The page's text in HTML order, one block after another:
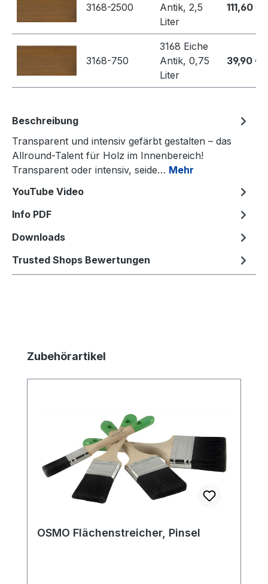
3168-2500
Antik, 2,5
Liter
111,60 €
3168-750
3168 Eiche
Antik, 0,75
Liter
39,90 €
Beschreibung
Transparent und intensiv gefärbt gestalten – das
Allround-Talent für Holz im Innenbereich!
Transparent oder intensiv, seide… Mehr
YouTube Video
Info PDF
Downloads
Trusted Shops Bewertungen
Produktgalerie überspringen
Zubehörartikel
OSMO Flächenstreicher, Pinsel